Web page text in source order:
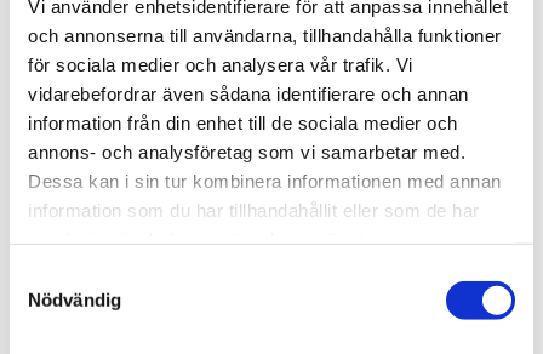
Vi använder enhetsidentifierare för att anpassa innehållet
och annonserna till användarna, tillhandahålla funktioner
för sociala medier och analysera vår trafik. Vi
vidarebefordrar även sådana identifierare och annan
information från din enhet till de sociala medier och
annons- och analysföretag som vi samarbetar med.
Dessa kan i sin tur kombinera informationen med annan
information som du har tillhandahållit eller som de har
Nödvändig
Bli den första att lämna ett omdöme.